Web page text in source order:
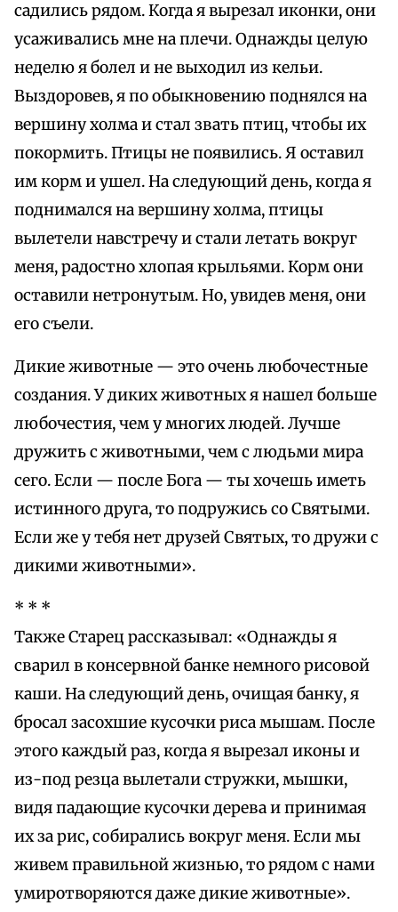
садились рядом. Когда я вырезал иконки, они
усаживались мне на плечи. Однажды целую
неделю я болел и не выходил из кельи.
Выздоровев, я по обыкновению поднялся на
вершину холма и стал звать птиц, чтобы их
покормить. Птицы не появились. Я оставил
им корм и ушел. На следующий день, когда я
поднимался на вершину холма, птицы
вылетели навстречу и стали летать вокруг
меня, радостно хлопая крыльями. Корм они
оставили нетронутым. Но, увидев меня, они
его съели.
Дикие животные — это очень любочестные
создания. У диких животных я нашел больше
любочестия, чем у многих людей. Лучше
дружить с животными, чем с людьми мира
сего. Если — после Бога — ты хочешь иметь
истинного друга, то подружись со Святыми.
Если же у тебя нет друзей Святых, то дружи с
дикими животными».
* * *
Также Старец рассказывал: «Однажды я
сварил в консервной банке немного рисовой
каши. На следующий день, очищая банку, я
бросал засохшие кусочки риса мышам. После
этого каждый раз, когда я вырезал иконы и
из-под резца вылетали стружки, мышки,
видя падающие кусочки дерева и принимая
их за рис, собирались вокруг меня. Если мы
живем правильной жизнью, то рядом с нами
умиротворяются даже дикие животные».